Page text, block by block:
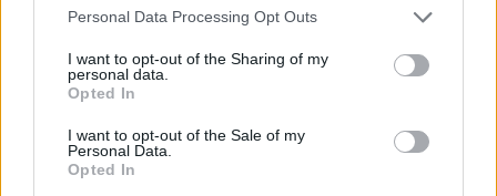
Personal Data Processing Opt Outs
I want to opt-out of the Sharing of my
personal data.
Opted In
I want to opt-out of the Sale of my
Personal Data.
Opted In
Property Investment Forum 2026A hazai ingatlanpiac
legnagyobb üzleti és networking találkozója! Idén a 22.
alkalommal!Információ és jelentkezés A Csányi Sándor
magénkórházaként aposztrofált Budai Egészségközpont C
szárnyában egy mintegy 2500 négyzetméteres területen
már megkezdődtek a szerkezeti munkálatok. Az új